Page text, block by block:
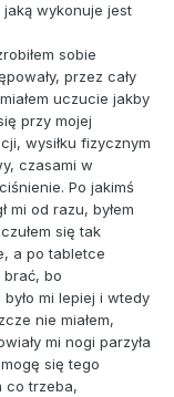
jaką wykonuje jest
sobie
przez cały
uczucie jakby
przy mojej
wysiłku fizycznym
czasami w
Po jakimś
mi od razu, byłem
się tak
a po tabletce
brać, bo
mi lepiej i wtedy
nie miałem,
mi nogi parzyła
się tego
co trzeba,